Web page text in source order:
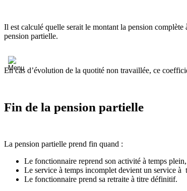
Il est calculé quelle serait le montant la pension
pension partielle.
En cas d’évolution de la quotité non travaillée, ce
Fin de la pension partielle
La pension partielle prend fin quand :
Le fonctionnaire reprend son activité à temps
Le service à temps incomplet devient un service à
Le fonctionnaire prend sa retraite à titre définitif.